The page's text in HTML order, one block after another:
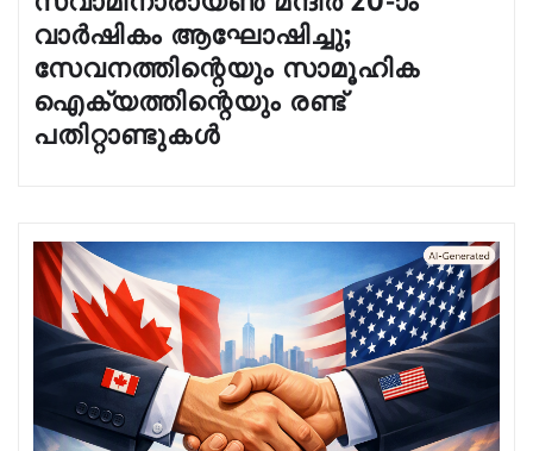
വാർഷികം ആഘോഷിച്ചു;
സേവനത്തിന്റെയും സാമൂഹിക
ഐക്യത്തിന്റെയും രണ്ട്
പതിറ്റാണ്ടുകൾ